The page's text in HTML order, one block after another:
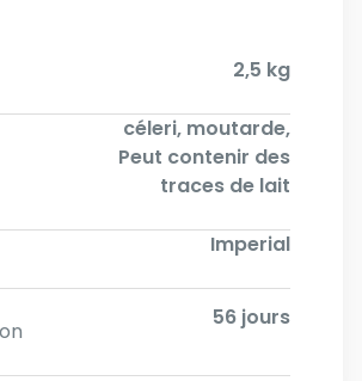
2,5 kg
céleri, moutarde,
Peut contenir des
traces de lait
Imperial
56 jours